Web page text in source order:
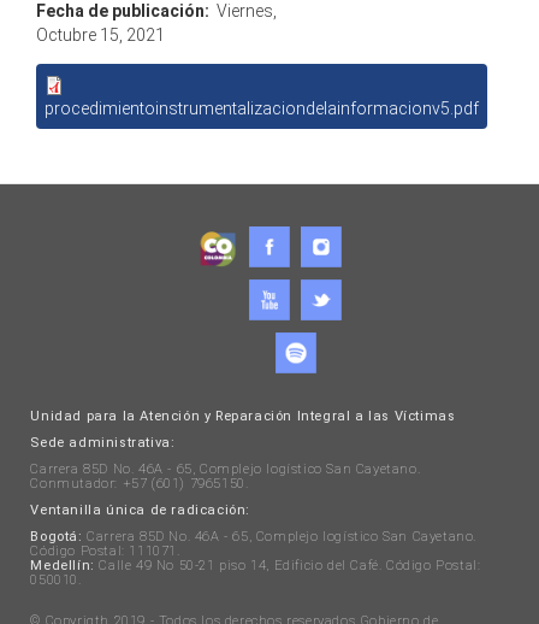
Fecha de publicación: Viernes,
Octubre 15, 2021
procedimientoinstrumentalizaciondelainformacionv5.pdf
Unidad para la Atención y Reparación Integral a las Víctimas
Sede administrativa:
Carrera 85D No. 46A - 65, Complejo logístico San Cayetano.
Conmutador: +57 (601) 7965150.
Ventanilla única de radicación:
Bogotá: Carrera 85D No. 46A - 65, Complejo logístico San Cayetano.
Código Postal: 111071.
Medellín: Calle 49 No 50-21 piso 14, Edificio del Café. Código Postal:
050010.